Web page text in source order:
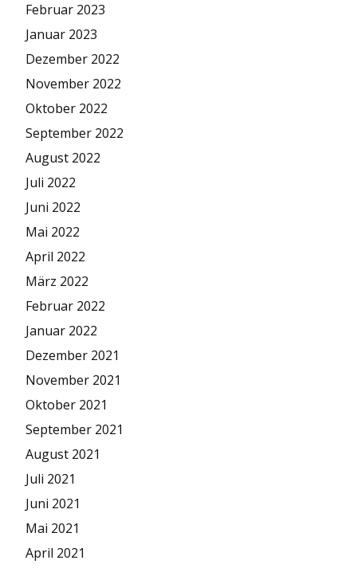
Februar 2023
Januar 2023
Dezember 2022
November 2022
Oktober 2022
September 2022
August 2022
Juli 2022
Juni 2022
Mai 2022
April 2022
März 2022
Februar 2022
Januar 2022
Dezember 2021
November 2021
Oktober 2021
September 2021
August 2021
Juli 2021
Juni 2021
Mai 2021
April 2021